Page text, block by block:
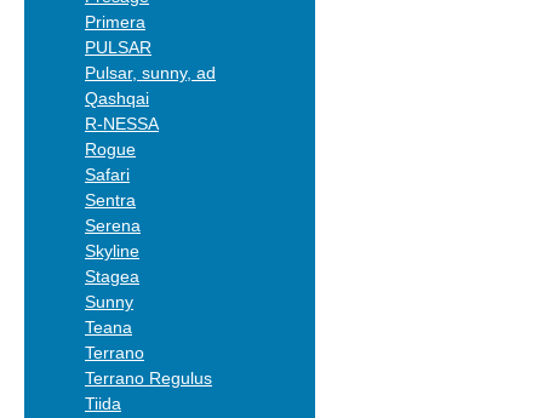
Primera
PULSAR
Pulsar, sunny, ad
Qashqai
R-NESSA
Rogue
Safari
Sentra
Serena
Skyline
Stagea
Sunny
Teana
Terrano
Terrano Regulus
Tiida